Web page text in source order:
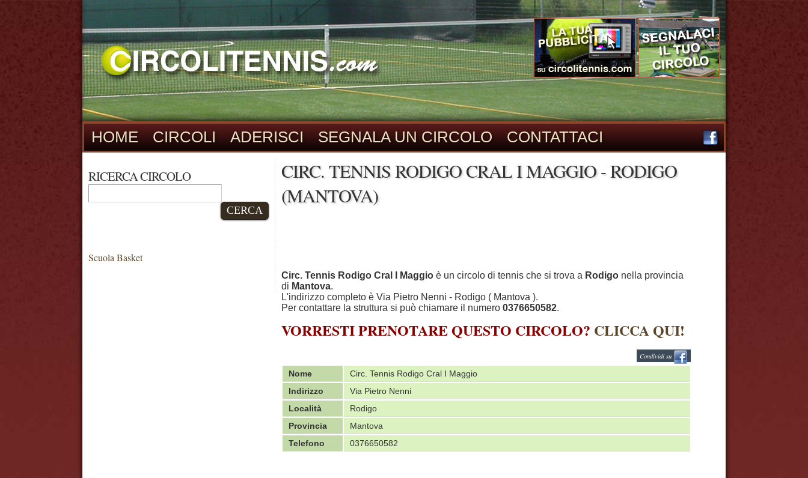
HOME CIRCOLI ADERISCI SEGNALA UN CIRCOLO CONTATTACI
RICERCA CIRCOLO
CERCA
Scuola Basket
CIRC. TENNIS RODIGO CRAL I MAGGIO - RODIGO
(MANTOVA)
Circ. Tennis Rodigo Cral I Maggio è un circolo di tennis che si trova a Rodigo nella provincia
di Mantova.
L'indirizzo completo è Via Pietro Nenni - Rodigo ( Mantova ).
Per contattare la struttura si può chiamare il numero 0376650582.
VORRESTI PRENOTARE QUESTO CIRCOLO? CLICCA QUI!
Condividi su
Nome
Circ. Tennis Rodigo Cral I Maggio
Indirizzo
Via Pietro Nenni
Località
Rodigo
Provincia
Mantova
Telefono
0376650582